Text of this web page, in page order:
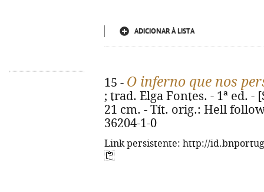
ADICIONAR À LISTA
15 - O inferno que nos
; trad. Elga Fontes. - 1ª ed. -
21 cm. - Tít. orig.: Hell
36204-1-0
Link persistente: http://